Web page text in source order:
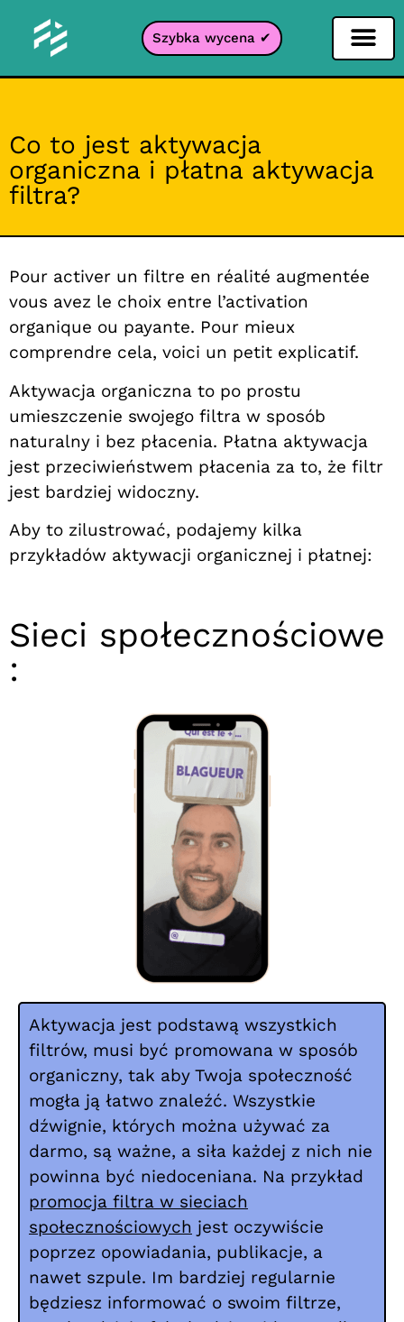
Szybka wycena ✔
Co to jest aktywacja
organiczna i płatna aktywacja
filtra?
Pour activer un filtre en réalité augmentée
vous avez le choix entre l’activation
organique ou payante. Pour mieux
comprendre cela, voici un petit explicatif.
Aktywacja organiczna to po prostu
umieszczenie swojego filtra w sposób
naturalny i bez płacenia. Płatna aktywacja
jest przeciwieństwem płacenia za to, że filtr
jest bardziej widoczny.
Aby to zilustrować, podajemy kilka
przykładów aktywacji organicznej i płatnej:
Sieci społecznościowe
:
Aktywacja jest podstawą wszystkich
filtrów, musi być promowana w sposób
organiczny, tak aby Twoja społeczność
mogła ją łatwo znaleźć. Wszystkie
dźwignie, których można używać za
darmo, są ważne, a siła każdej z nich nie
powinna być niedoceniana. Na przykład
promocja filtra w sieciach
społecznościowych jest oczywiście
poprzez opowiadania, publikacje, a
nawet szpule. Im bardziej regularnie
będziesz informować o swoim filtrze,